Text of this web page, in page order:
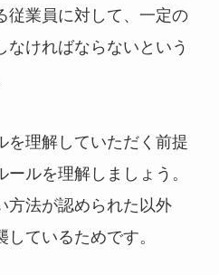
従業員に対して、一定の
なければならないという
を理解していただく前提
ルを理解しましょう。
方法が認められた以外
ているためです。